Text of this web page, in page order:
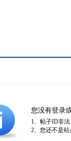
您没有登录
1、帖子ID非法
2、您还不是